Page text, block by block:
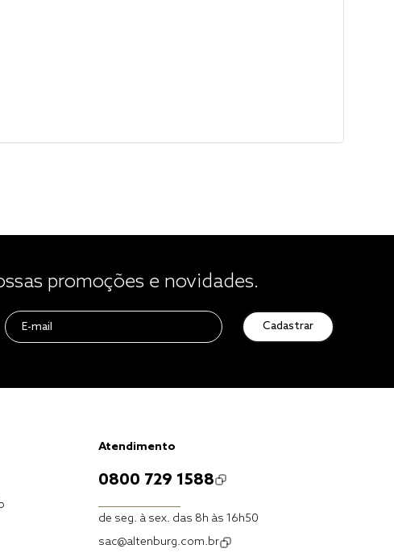
promoções e novidades.
Cadastrar
Atendimento
0800 729 1588
de seg. à sex. das 8h às 16h50
sac@altenburg.com.br